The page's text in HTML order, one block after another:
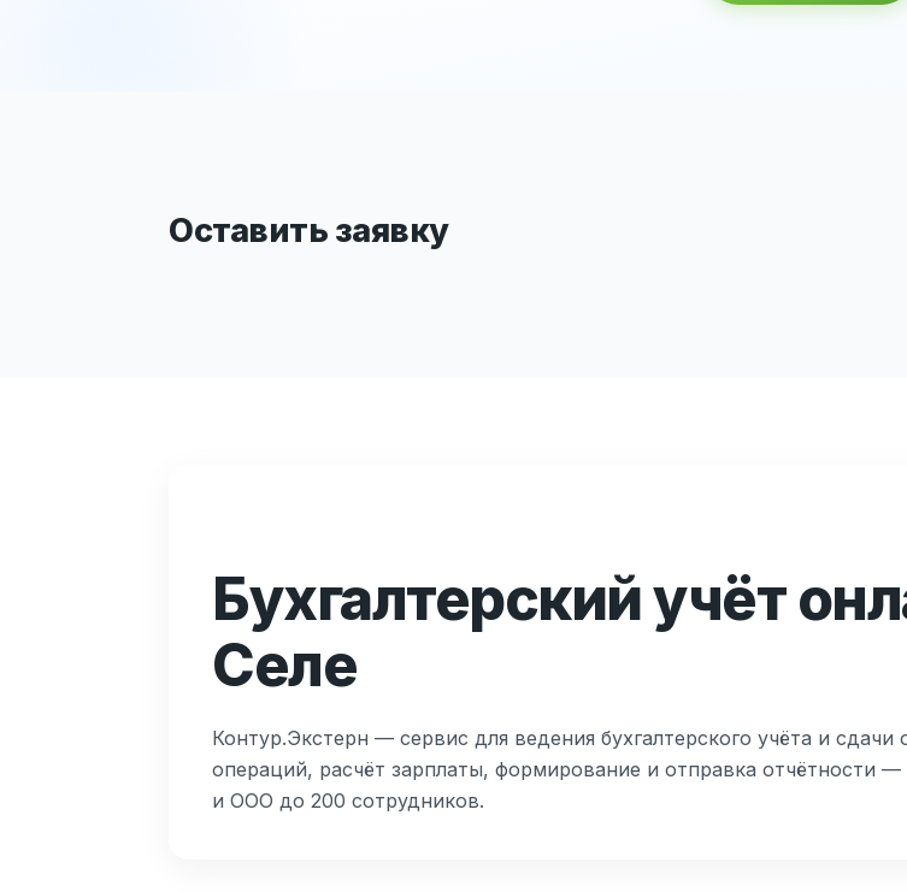
Оставить заявку
Бухгалтерский учёт
Селе
Контур.Экстерн — сервис для ведения бухгалтерского учёта и
операций, расчёт зарплаты, формирование и отправка отчётности
и ООО до 200 сотрудников.